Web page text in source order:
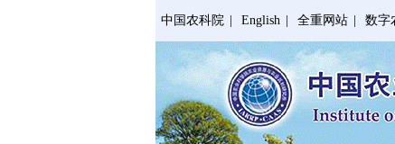
中国农科院 English 全重网站 数字